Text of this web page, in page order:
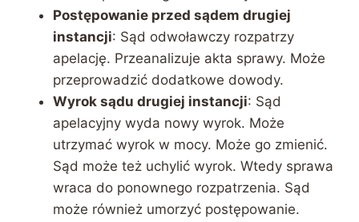
Postępowanie przed sądem drugiej
instancji: Sąd odwoławczy rozpatrzy
apelację. Przeanalizuje akta sprawy. Może
przeprowadzić dodatkowe dowody.
Wyrok sądu drugiej instancji: Sąd
apelacyjny wyda nowy wyrok. Może
utrzymać wyrok w mocy. Może go zmienić.
Sąd może też uchylić wyrok. Wtedy sprawa
wraca do ponownego rozpatrzenia. Sąd
może również umorzyć postępowanie.